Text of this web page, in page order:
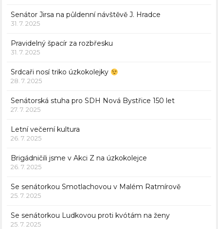
Senátor Jirsa na půldenní návštěvě J. Hradce
31. 7. 2025
Pravidelný špacír za rozbřesku
31. 7. 2025
Srdcaři nosí triko úzkokolejky
28. 7. 2025
Senátorská stuha pro SDH Nová Bystřice 150 let
27. 7. 2025
Letní večerní kultura
26. 7. 2025
Brigádničili jsme v Akci Z na úzkokolejce
26. 7. 2025
Se senátorkou Smotlachovou v Malém Ratmírově
25. 7. 2025
Se senátorkou Ludkovou proti kvótám na ženy
25. 7. 2025